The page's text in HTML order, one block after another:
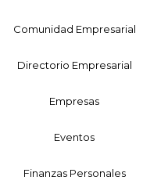
Comunidad Empresarial
Directorio Empresarial
Empresas
Eventos
Finanzas Personales